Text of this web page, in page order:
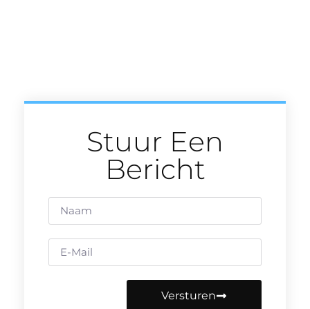
Stuur Een
Bericht
Versturen